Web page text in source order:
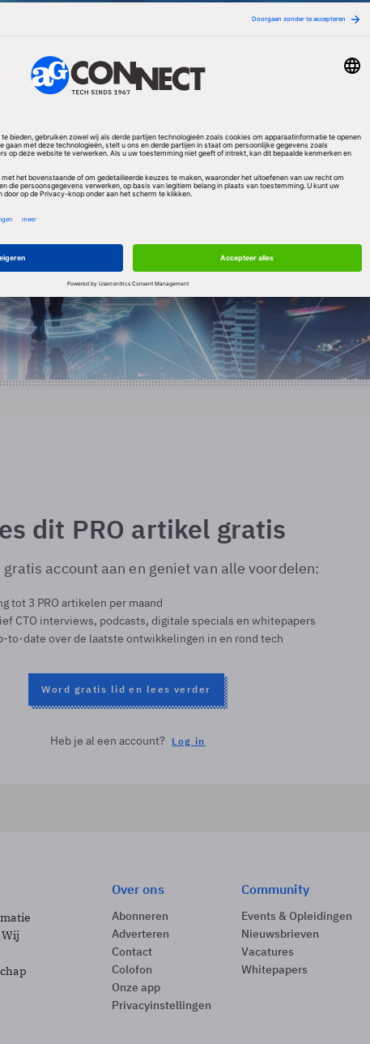
dit PRO artikel gratis
gratis account aan en geniet van alle voordelen:
tot 3 PRO artikelen per maand
CTO interviews, podcasts, digitale specials en whitepapers
to-date over de laatste ontwikkelingen in en rond tech
Word gratis lid en lees verder
Heb je al een account? Log in
Over ons
Abonneren
Adverteren
Contact
Colofon
Onze app
Privacyinstellingen
Community
Events & Opleidingen
Nieuwsbrieven
Vacatures
Whitepapers